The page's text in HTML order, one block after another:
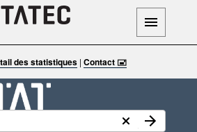
des statistiques| Contact 🖃